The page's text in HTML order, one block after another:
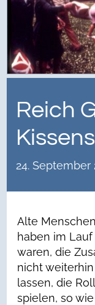
Reich
24. September
Alte
haben im
waren, die
nicht
lassen, die
spielen, so